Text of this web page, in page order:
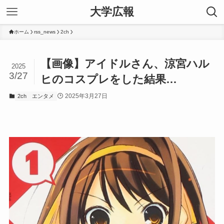
大学広報
ホーム rss_news 2ch
【画像】アイドルさん、涼宮ハル
ヒのコスプレをした結果…
2025
3/27
2ch エンタメ 2025年3月27日